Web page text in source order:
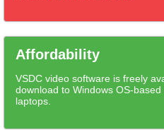
Affordability
VSDC video software is freely
download to Windows OS-based
laptops.